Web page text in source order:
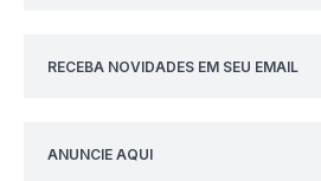
RECEBA NOVIDADES EM SEU EMAIL
ANUNCIE AQUI